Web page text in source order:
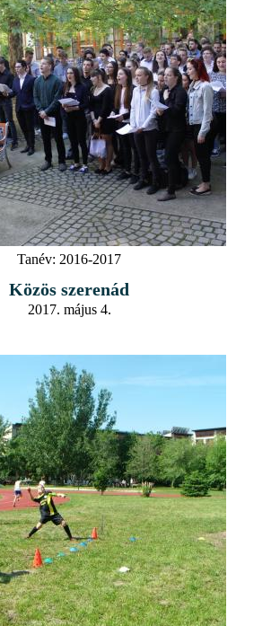
Tanév: 2016-2017
Közös szerenád
2017. május 4.